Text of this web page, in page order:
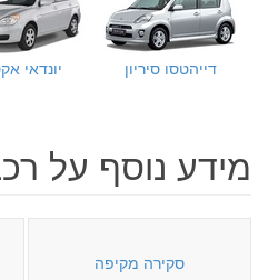
דייהטסו סיריון יונדאי
מידע נוסף על
סקירה מקיפה